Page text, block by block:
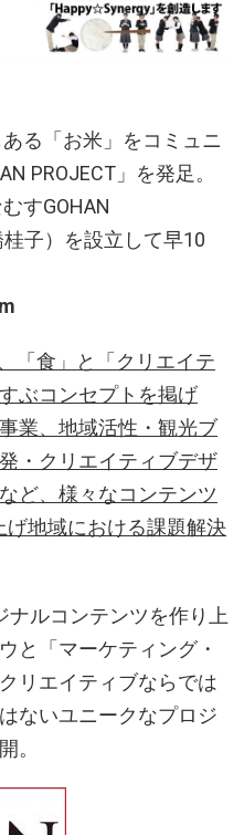
る「お米」をコミュニ
PROJECT」を発足。
すGOHAN
子）を設立して早10
「食」と「クリエイテ
ぶコンセプトを掲げ
業、地域活性・観光ブ
・クリエイティブデザ
ど、様々なコンテンツ
地域における課題解決
ルコンテンツを作り上
と「マーケティング・
リエイティブならでは
ないユニークなプロジ
。